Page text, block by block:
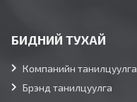
БИДНИЙ ТУХАЙ
Компанийн танилцуулга
Брэнд танилцуулга